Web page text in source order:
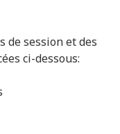
de session et des
ci-dessous: